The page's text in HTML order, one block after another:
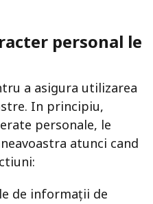
personal le
a asigura utilizarea
In principiu,
personale, le
atunci cand
de informații de